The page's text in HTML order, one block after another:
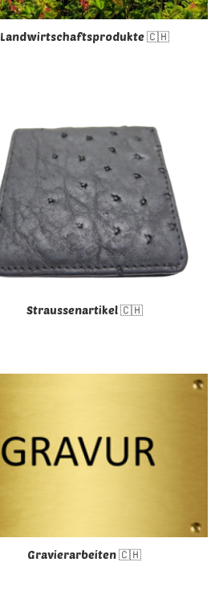
Landwirtschaftsprodukte 🇨🇭
Straussenartikel 🇨🇭
Gravierarbeiten 🇨🇭